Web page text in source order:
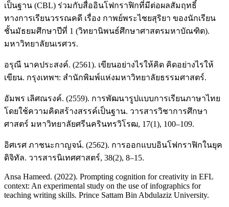
เป็นฐาน (CBL) ร่วมกับสื่ออินโฟกราฟิกที่มีต่อผลสัมฤทธิ์
ทางการเรียนวรรณคดี เรื่อง กาพย์พระไชยสุริยา ของนักเรียน
ชั้นมัธยมศึกษาปีที่ 1 (วิทยานิพนธ์ศึกษาศาสตรมหาบัณฑิต).
มหาวิทยาลัยนเรศวร.
อรุณี นาคประสงค์. (2561). เขียนอย่างไรให้คิด คิดอย่างไรให้
เขียน. กรุงเทพฯ: สำนักพิมพ์แห่งมหาวิทยาลัยธรรมศาสตร์.
อัมพร เลิศณรงค์. (2559). การพัฒนารูปแบบการเรียนภาษาไทย
โดยใช้ความคิดสร้างสรรค์เป็นฐาน. วารสารวิชาการศึกษา
ศาสตร์ มหาวิทยาลัยศรีนครินทรวิโรฒ, 17(1), 100–109.
อิศเรศ ภาชนะกาญจน์. (2562). การออกแบบอินโฟกราฟิกในยุค
ดิจิทัล. วารสารนิเทศศาสตร์, 38(2), 8–15.
Ansa Hameed. (2022). Prompting cognition for creativity in EFL
context: An experimental study on the use of infographics for
teaching writing skills. Prince Sattam Bin Abdulaziz University.